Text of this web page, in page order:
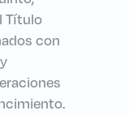
Título
con